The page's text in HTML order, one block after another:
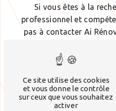
Si vous êtes à la
professionnel et
pas à contacter Ai
devis gratuit et
06 29 93 32 50 ou
de contact en ligne.
plâtrerie à notre
bénéficiez d'un
sublimer
Ce site utilise des cookies
et vous donne le contrôle
sur ceux que vous souhaitez
activer